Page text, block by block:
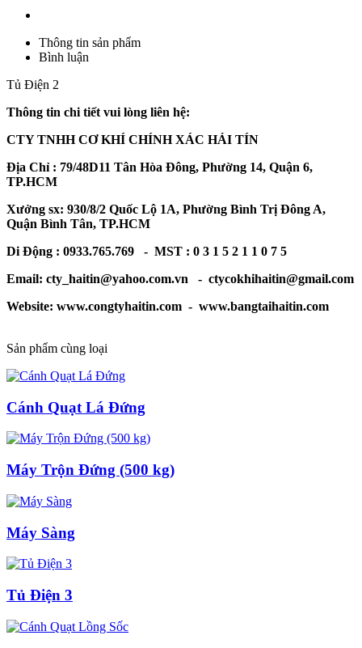
Thông tin sản phẩm
Bình luận
Tủ Điện 2
Thông tin chi tiết vui lòng liên hệ:
CTY TNHH CƠ KHÍ CHÍNH XÁC HẢI TÍN
Địa Chỉ : 79/48D11 Tân Hòa Đông, Phường 14, Quận 6,
TP.HCM
Xưởng sx: 930/8/2 Quốc Lộ 1A, Phường Bình Trị Đông A,
Quận Bình Tân, TP.HCM
Di Động : 0933.765.769 - MST : 0 3 1 5 2 1 1 0 7 5
Email: cty_haitin@yahoo.com.vn - ctycokhihaitin@gmail.com
Website: www.congtyhaitin.com - www.bangtaihaitin.com
Sản phẩm cùng loại
Cánh Quạt Lá Đứng
Máy Trộn Đứng (500 kg)
Máy Sàng
Tủ Điện 3